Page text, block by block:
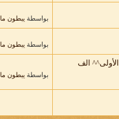
بواسطة يبطون
بواسطة يبطون
الف
بواسطة يبطون